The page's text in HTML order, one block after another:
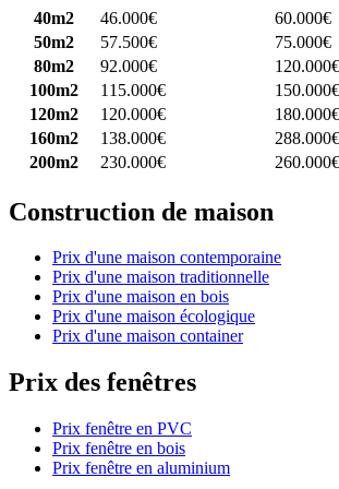
40m2
46.000€ 60.000€
50m2
57.500€ 75.000€
80m2
92.000€ 120.000€
100m2
115.000€ 150.000€
120m2
120.000€ 180.000€
160m2
138.000€ 288.000€
200m2
230.000€ 260.000€
Construction de maison
Prix d'une maison contemporaine
Prix d'une maison traditionnelle
Prix d'une maison en bois
Prix d'une maison écologique
Prix d'une maison container
Prix des fenêtres
Prix fenêtre en PVC
Prix fenêtre en bois
Prix fenêtre en aluminium